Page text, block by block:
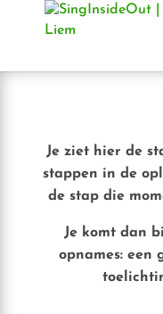
Je ziet hier de
stappen in de
de stap die
Je komt dan
opnames:een